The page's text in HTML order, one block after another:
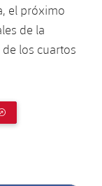
el próximo
de la
los cuartos